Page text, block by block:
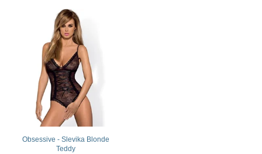
Obsessive - Slevika Blonde
Teddy